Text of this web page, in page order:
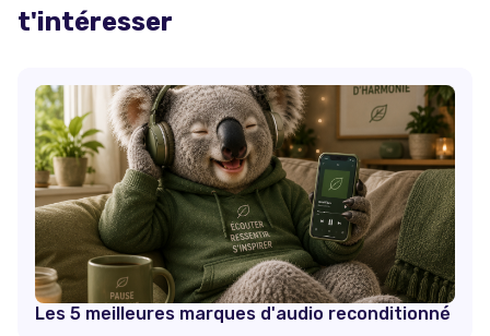
t'intéresser
Les 5 meilleures marques d'audio reconditionné